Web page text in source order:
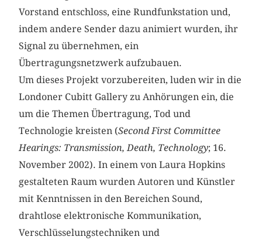
Vorstand entschloss, eine Rundfunkstation und,
indem andere Sender dazu animiert wurden, ihr
Signal zu übernehmen, ein
Übertragungsnetzwerk aufzubauen.
Um dieses Projekt vorzubereiten, luden wir in die
Londoner Cubitt Gallery zu Anhörungen ein, die
um die Themen Übertragung, Tod und
Technologie kreisten (Second First Committee
Hearings: Transmission, Death, Technology; 16.
November 2002). In einem von Laura Hopkins
gestalteten Raum wurden Autoren und Künstler
mit Kenntnissen in den Bereichen Sound,
drahtlose elektronische Kommunikation,
Verschlüsselungstechniken und